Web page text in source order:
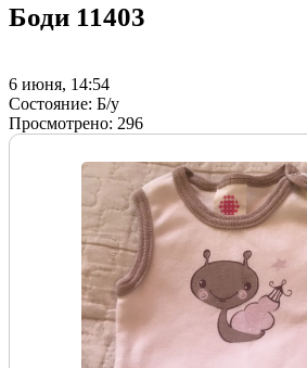
Боди 11403
6 июня, 14:54
Состояние: Б/у
Просмотрено: 296